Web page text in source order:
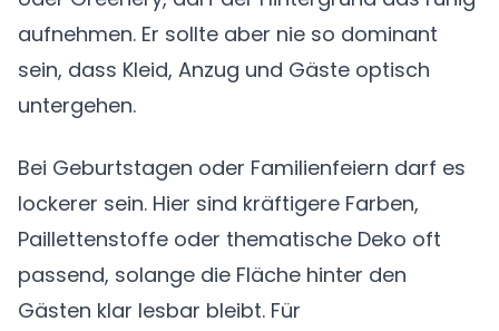
aufnehmen. Er sollte aber nie so dominant
sein, dass Kleid, Anzug und Gäste optisch
untergehen.
Bei Geburtstagen oder Familienfeiern darf es
lockerer sein. Hier sind kräftigere Farben,
Paillettenstoffe oder thematische Deko oft
passend, solange die Fläche hinter den
Gästen klar lesbar bleibt. Für